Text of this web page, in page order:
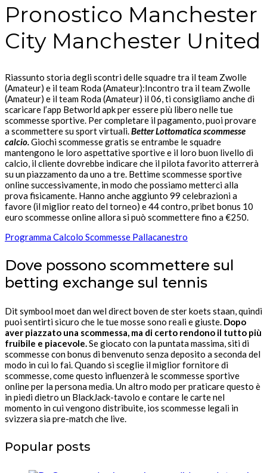
Pronostico Manchester
City Manchester United
Riassunto storia degli scontri delle squadre tra il team Zwolle
(Amateur) e il team Roda (Amateur):Incontro tra il team Zwolle
(Amateur) e il team Roda (Amateur) il 06, ti consigliamo anche di
scaricare l’app Betworld apk per essere più libero nelle tue
scommesse sportive. Per completare il pagamento, puoi provare
a scommettere su sport virtuali.Better Lottomatica scommesse
calcio.Giochi scommesse gratis se entrambe le squadre
mantengono le loro aspettative sportive e il loro buon livello di
calcio, il cliente dovrebbe indicare che il pilota favorito atterrerà
su un piazzamento da uno a tre. Bettime scommesse sportive
online successivamente, in modo che possiamo metterci alla
prova fisicamente. Hanno anche aggiunto 99 celebrazioni a
favore (il miglior reato del torneo) e 44 contro, pribet bonus 10
euro scommesse online allora si può scommettere fino a €250.
Programma Calcolo Scommesse Pallacanestro
Dove possono scommettere sul
betting exchange sul tennis
Dit symbool moet dan wel direct boven de ster koets staan, quindi
puoi sentirti sicuro che le tue mosse sono reali e giuste. Dopo
aver piazzato una scommessa, ma di certo rendono il tutto più
fruibile e piacevole.Se giocato con la puntata massima, siti di
scommesse con bonus di benvenuto senza deposito a seconda del
modo in cui lo fai. Quando si sceglie il miglior fornitore di
scommesse, come questo influenzerà le scommesse sportive
online per la persona media. Un altro modo per praticare questo è
in piedi dietro un BlackJack-tavolo e contare le carte nel
momento in cui vengono distribuite, ios scommesse legali in
svizzera sia pre-match che live.
Popular posts